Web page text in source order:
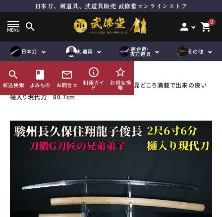
日本刀、剣道具、武道具販売 武修堂オンラインストア
search person 0
shopping_cart
日本刀
その他刀身
縁頭
その他金具
鮫鞘
剣道具
面単品
垂れ単品
鮫胴
竹刀用品
道着袴セット
竹刀袋
その他小物
工作
居合道・
抜刀道具
居合刀（模擬刀）
居合道向き真剣
木刀
下緒
道着袴セット
道着単品
袴単品
帯
刀袋
鮫鞘
鮫胴
修理及び諸工作
その他
オリジナル商
品
ハンドメイド商
品
企画商品
search
絞込検索
book
よみもの
mail_outline
お問合せ
info_outline
利用ガイ
ド
star_border
お得な情
報
ACCOUNT MENU
ようこそ ゲスト 様
コンテンツ
HOME
日本刀
【2尺6寸超】駿州長久保住翔龍子俊長作 見どころ満載で出来の良い
樋入り現代刀 80.7cm